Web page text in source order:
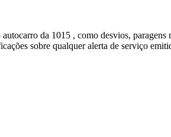
da 1015 , como desvios, paragens
sobre qualquer alerta de serviço